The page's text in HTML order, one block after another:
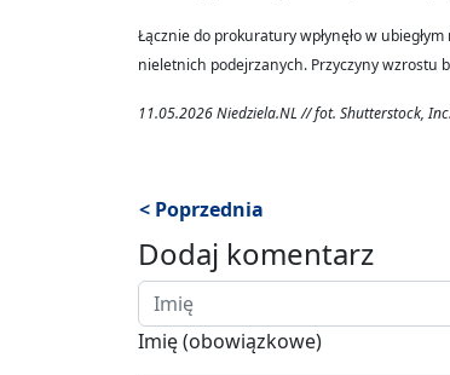
Łącznie do prokuratury wpłynęło w
nieletnich podejrzanych. Przyczyny wzrostu
11.05.2026 Niedziela.NL // fot. Shutterstock, Inc.
< Poprzednia
Dodaj komentarz
Imię (obowiązkowe)